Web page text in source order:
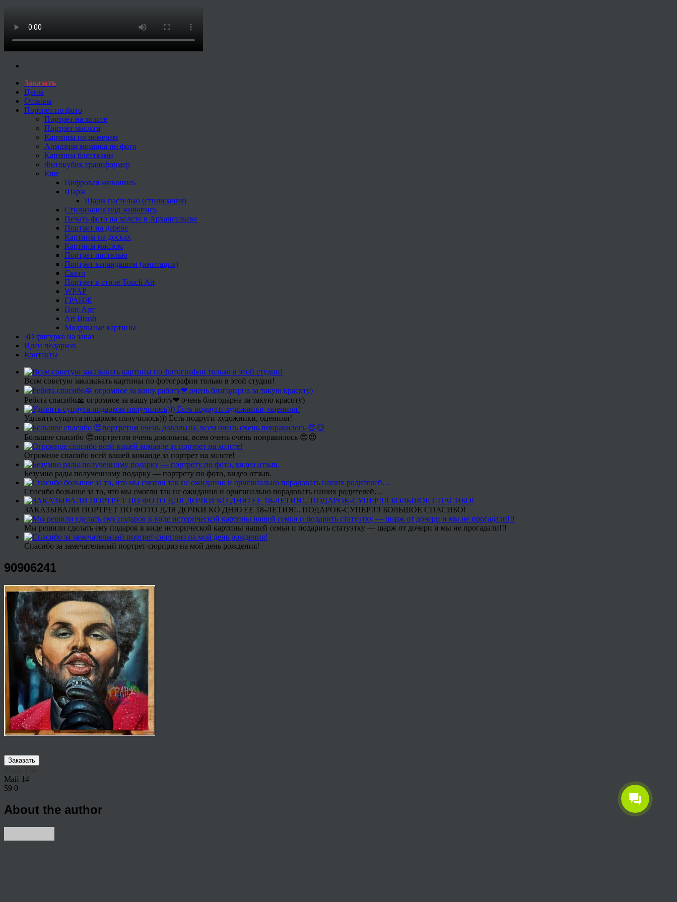
Заказать
Цены
Отзывы
Портрет по фото
Портрет на холсте
Портрет маслом
Картины по номерам
Алмазная мозаика по фото
Картины блестками
Фотокубик трансформер
Еще
Цифровая живопись
Шарж
Шарж пастелью (стилизация)
Стилизация под живопись
Печать фото на холсте в Архангельске
Портрет на дереве
Картины на досках
Картины маслом
Портрет пастелью
Портрет карандашом (имитация)
Скетч
Портрет в стиле Touch Art
WPAP
ГРАНЖ
Поп Арт
Art Brush
Модульные картины
3D фигурка на заказ
Идеи подарков
Контакты
Всем советую заказывать картины по фотографии только в этой студии!
Ребята спасибо🙏 огромное за вашу работу❤ очень благодарна за такую красоту)
Удивить супруга подарком получилось))) Есть подруги-художники, оценили!
Большое спасибо 😍портретом очень довольны, всем очень очень понравилось 😍😍
Огромное спасибо всей вашей команде за портрет на холсте!
Безумно рады полученному подарку — портрету по фото, видео отзыв.
Спасибо большое за то, что мы смогли так не ожиданно и оригинально порадовать наших родителей…
ЗАКАЗЫВАЛИ ПОРТРЕТ ПО ФОТО ДЛЯ ДОЧКИ КО ДНЮ ЕЕ 18-ЛЕТИЯ!.. ПОДАРОК-СУПЕР!!!! БОЛЬШОЕ СПАСИБО!
Мы решили сделать ему подарок в виде исторической картины нашей семьи и подарить статуэтку — шарж от дочери и мы не прогадали!!!
Спасибо за замечательный портрет-сюрприз на мой день рождения!
90906241
Заказать
Май 14
59 0
About the author